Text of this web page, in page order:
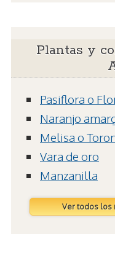
Plantas y
Pasiflora o
Naranjo
Melisa o
Vara de oro
Manzanilla
Ver todos los